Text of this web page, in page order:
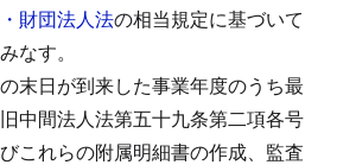
財団法人法の相当規定に基づいて
なす。
末日が到来した事業年度のうち最
中間法人法第五十九条第二項各号
これらの附属明細書の作成、監査